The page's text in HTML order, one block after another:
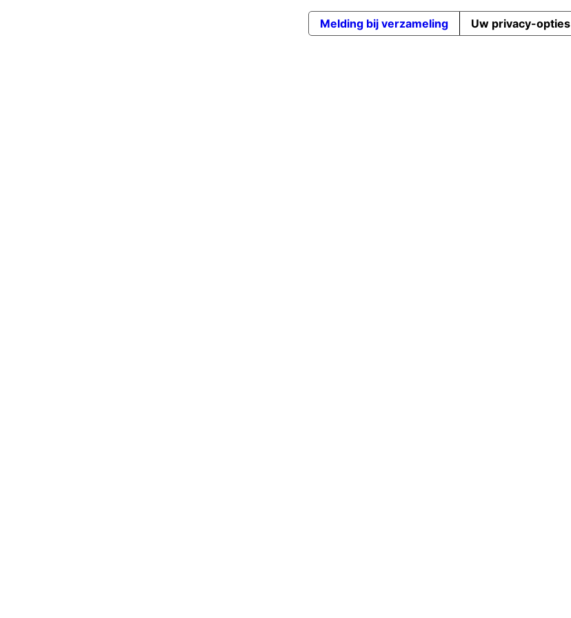
Melding bij verzameling Uw privacy-opties